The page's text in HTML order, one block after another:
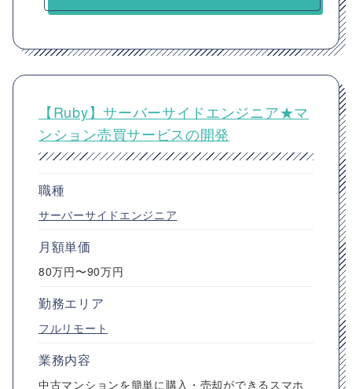
【Ruby】サーバーサイドエンジニア★マ
ンション売買サービスの開発
職種
サーバーサイドエンジニア
月額単価
80万円〜90万円
勤務エリア
フルリモート
業務内容
中古マンションを簡単に購入・売却ができるスマホ